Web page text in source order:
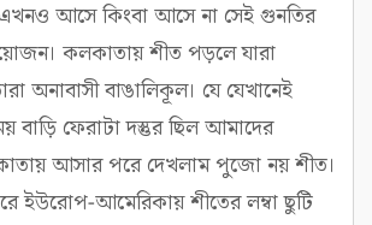
এখনও আসে কিংবা আসে না সেই গুনতির
কলকাতায় শীত পড়লে যারা
অনাবাসী বাঙালিকূল। যে যেখানেই
ফেরাটা দস্তুর ছিল আমাদের
আসার পরে দেখলাম পুজো নয় শীত।
ইউরোপ-আমেরিকায় শীতের লম্বা ছুটি